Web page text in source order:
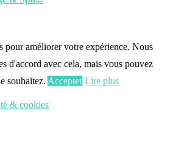
pour améliorer votre expérience. Nous
d'accord avec cela, mais vous pouvez
souhaitez. Accepter Lire plus
& cookies